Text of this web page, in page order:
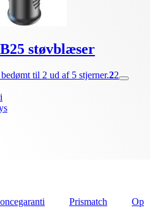
støvblæser
til 2 ud af 5 stjerner.22
Prismatch
Op